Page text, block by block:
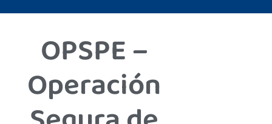
OPSPE –
Operación